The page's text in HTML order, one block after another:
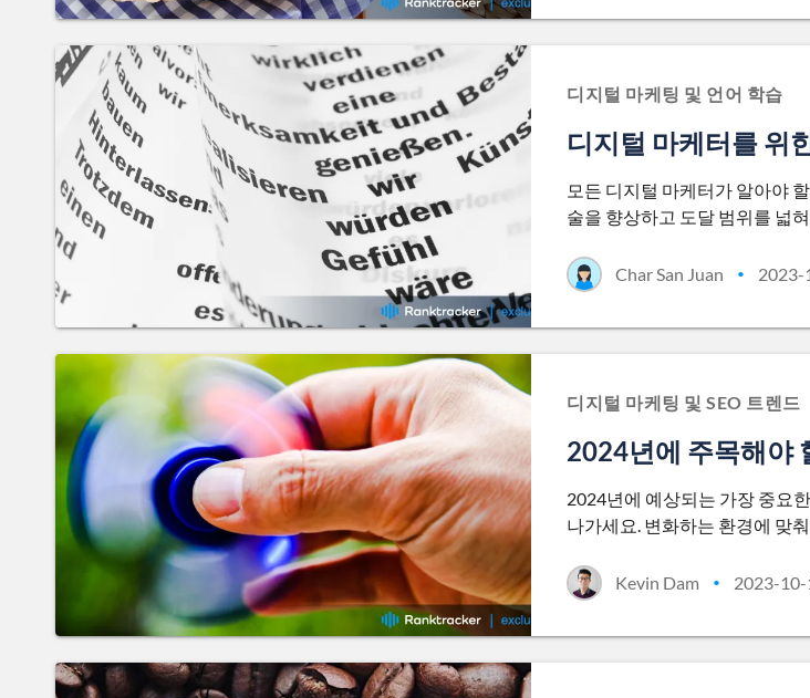
디지털 마케팅 및 언어 학습
디지털 마케터를 위
모든 디지털 마케터가 알아야
술을 향상하고 도달 범위를 넓
Char San Juan • 2023-
디지털 마케팅 및 SEO 트렌드
2024년에 주목해야
2024년에 예상되는 가장 중요
나가세요. 변화하는 환경에 맞
Kevin Dam • 2023-